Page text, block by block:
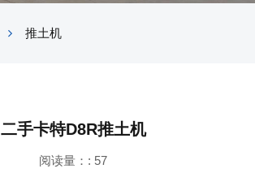
推土机
二手卡特D8R推土机
阅读量：: 57